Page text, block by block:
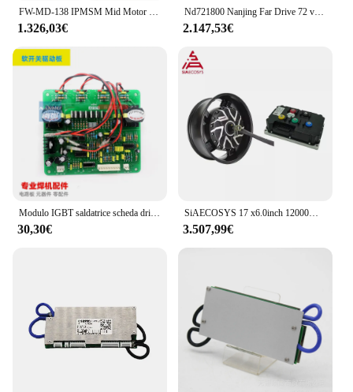
FW-MD-138 IPMSM Mid Motor \ Far driver Controller
1.326,03€
Nd721800 Nanjing Far Drive 72 v80 0a/1800a Driver Controller motore ad alta potenza
2.147,53€
Modulo IGBT saldatrice scheda driver soft switch ZX7 500 NBC 630 Far Aotaikai saldatrice inverter
30,30€
SiAECOSYS 17 x6.0inch 12000W V4 96V 157kph motore del mozzo con Controller del Driver lontano ND96850 per moto elettrica
3.507,99€